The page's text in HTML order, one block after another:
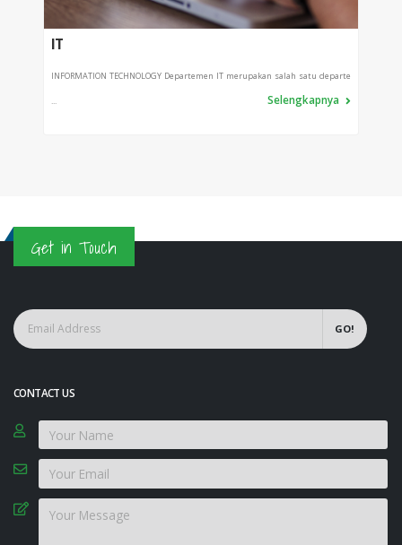
IT
INFORMATION TECHNOLOGY Departemen IT merupakan salah satu departe
... Selengkapnya
Get in Touch
GO!
CONTACT US